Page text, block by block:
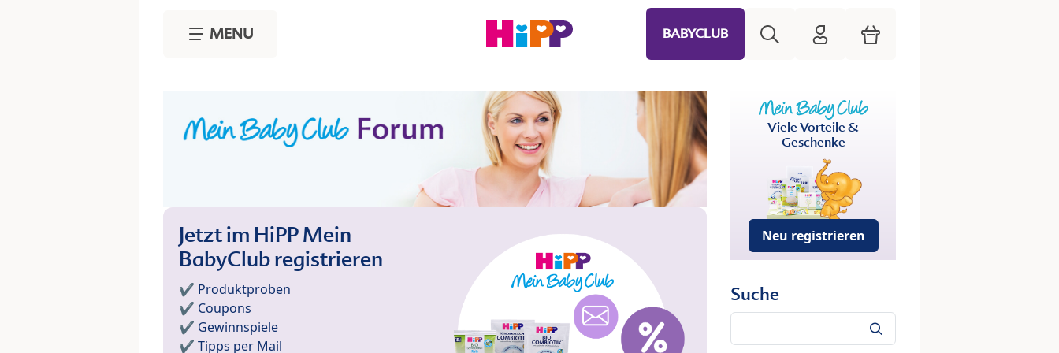
MENU BABYCLUB HiPP Mein Babyclub
Warenkorb
Jetzt im HiPP Mein
BabyClub registrieren
✔️ Produktproben
✔️ Coupons
✔️ Gewinnspiele
✔️ Tipps per Mail
Viele Vorteile &
Geschenke
Neu registrieren
Suche